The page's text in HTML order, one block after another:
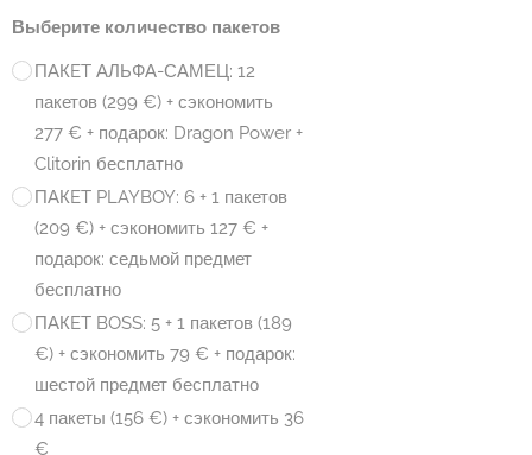
Выберите количество пакетов
ПАКET АЛЬФА-САМЕЦ: 12
пакетов (299 €) + сэкономить
277 € + подарок: Dragon Power +
Clitorin бесплатно
ПАКET PLAYBOY: 6 + 1 пакетов
(209 €) + сэкономить 127 € +
подарок: седьмой предмет
бесплатно
ПАКET BOSS: 5 + 1 пакетов (189
€) + сэкономить 79 € + подарок:
шестой предмет бесплатно
4 пакеты (156 €) + сэкономить 36
€